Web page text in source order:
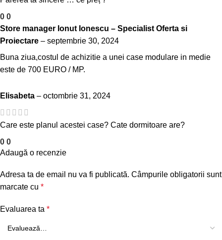
0 0
Store manager Ionut Ionescu – Specialist Oferta si
Proiectare – septembrie 30, 2024
Buna ziua,costul de achizitie a unei case modulare in medie
este de 700 EURO / MP.
Elisabeta – octombrie 31, 2024
Care este planul acestei case? Cate dormitoare are?
0 0
Adaugă o recenzie
Adresa ta de email nu va fi publicată. Câmpurile obligatorii sunt
marcate cu *
Evaluarea ta *